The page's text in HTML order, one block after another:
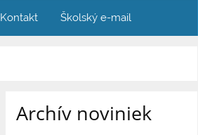
Kontakt Školský e-mail
Archív noviniek